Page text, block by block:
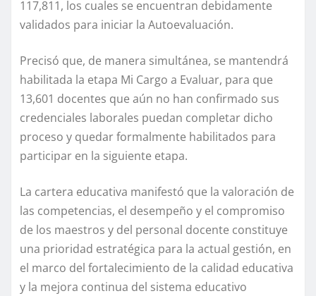
117,811, los cuales se encuentran debidamente
validados para iniciar la Autoevaluación.
Precisó que, de manera simultánea, se mantendrá
habilitada la etapa Mi Cargo a Evaluar, para que
13,601 docentes que aún no han confirmado sus
credenciales laborales puedan completar dicho
proceso y quedar formalmente habilitados para
participar en la siguiente etapa.
La cartera educativa manifestó que la valoración de
las competencias, el desempeño y el compromiso
de los maestros y del personal docente constituye
una prioridad estratégica para la actual gestión, en
el marco del fortalecimiento de la calidad educativa
y la mejora continua del sistema educativo